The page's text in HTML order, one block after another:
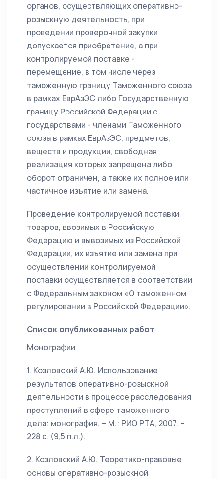
органов, осуществляющих оперативно-
розыскную деятельность, при
проведении проверочной закупки
допускается приобретение, а при
контролируемой поставке -
перемещение, в том числе через
таможенную границу Таможенного союза
в рамках ЕврАзЭС либо Государственную
границу Российской Федерации с
государствами - членами Таможенного
союза в рамках ЕврАзЭС, предметов,
веществ и продукции, свободная
реализация которых запрещена либо
оборот ограничен, а также их полное или
частичное изъятие или замена.
Проведение контролируемой поставки
товаров, ввозимых в Российскую
Федерацию и вывозимых из Российской
Федерации, их изъятие или замена при
осуществлении контролируемой
поставки осуществляется в соответствии
с Федеральным законом «О таможенном
регулировании в Российской Федерации».
Список опубликованных работ
Монографии
1. Козловский А.Ю. Использование
результатов оперативно-розыскной
деятельности в процессе расследования
преступлений в сфере таможенного
дела: монография. – М.: РИО РТА, 2007. –
228 с. (9,5 п.л.).
2. Козловский А.Ю. Теоретико-правовые
основы оперативно-розыскной